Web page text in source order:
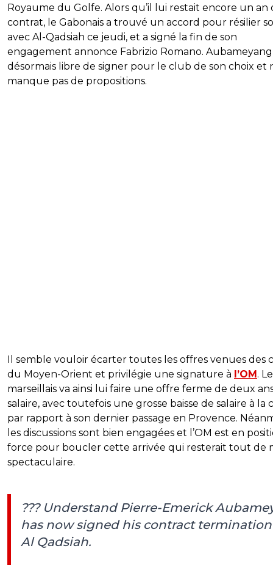
Royaume du Golfe. Alors qu’il lui restait encore un an
contrat, le Gabonais a trouvé un accord pour résilier
avec Al-Qadsiah ce jeudi, et a signé la fin de son
engagement annonce Fabrizio Romano.
désormais libre de signer pour le club de son choix et
manque pas de propositions.
Il semble vouloir écarter toutes les offres venues des
du Moyen-Orient et privilégie une signature à l’OM .
marseillais va ainsi lui faire une offre ferme de deux
salaire, avec toutefois une grosse baisse de salaire à la
par rapport à son dernier passage en Provence.
les discussions sont bien engagées et l’OM est en
force pour boucler cette arrivée qui resterait tout de
spectaculaire.
??? Understand Pierre-Emerick
has now signed his contract
Al Qadsiah.